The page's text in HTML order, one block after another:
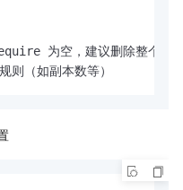
为空，建议删除整个
则（如副本数等）